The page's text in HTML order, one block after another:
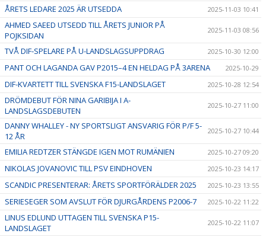
ÅRETS LEDARE 2025 ÄR UTSEDDA 2025-11-03 10:41
AHMED SAEED UTSEDD TILL ÅRETS JUNIOR PÅ
POJKSIDAN
2025-11-03 08:56
TVÅ DIF-SPELARE PÅ U-LANDSLAGSUPPDRAG 2025-10-30 12:00
PANT OCH LAGANDA GAV P2015–4 EN HELDAG PÅ 3ARENA 2025-10-29
DIF-KVARTETT TILL SVENSKA F15-LANDSLAGET 2025-10-28 12:54
DRÖMDEBUT FÖR NINA GARIBIJA I A-
LANDSLAGSDEBUTEN
2025-10-27 11:00
DANNY WHALLEY - NY SPORTSLIGT ANSVARIG FÖR P/F 5-
12 ÅR
2025-10-27 10:44
EMILIA REDTZER STÄNGDE IGEN MOT RUMÄNIEN 2025-10-27 09:20
NIKOLAS JOVANOVIC TILL PSV EINDHOVEN 2025-10-23 14:17
SCANDIC PRESENTERAR: ÅRETS SPORTFÖRÄLDER 2025 2025-10-23 13:55
SERIESEGER SOM AVSLUT FÖR DJURGÅRDENS P2006-7 2025-10-22 11:22
LINUS EDLUND UTTAGEN TILL SVENSKA P15-
LANDSLAGET
2025-10-22 11:07